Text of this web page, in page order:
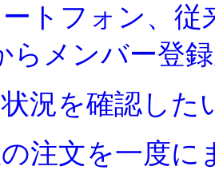
トフォン、従
らメンバー登
況を確認した
注文を一度に